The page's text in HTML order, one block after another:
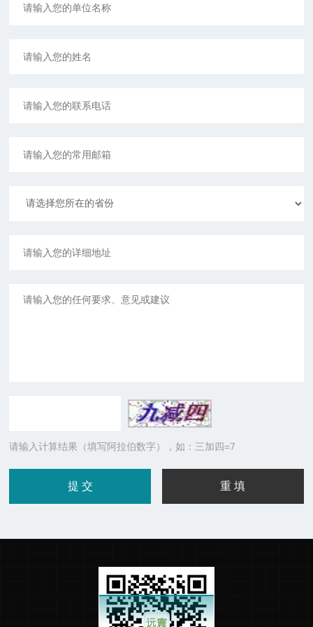
请输入计算结果（填写阿拉伯数字），如：三加四=7